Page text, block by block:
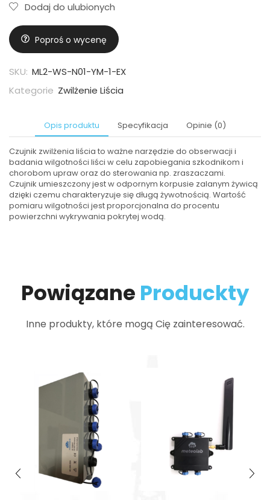
Dodaj do ulubionych
Poproś o wycenę
SKU: ML2-WS-N01-YM-1-EX
Kategorie Zwilżenie Liścia
Opis produktu Specyfikacja Opinie (0)
Czujnik zwilżenia liścia to ważne narzędzie do obserwacji i
badania wilgotności liści w celu zapobiegania szkodnikom i
chorobom upraw oraz do sterowania np. zraszaczami.
Czujnik umieszczony jest w odpornym korpusie zalanym żywicą
dzięki czemu charakteryzuje się długą żywotnością. Wartość
pomiaru wilgotności jest proporcjonalna do procentu
powierzchni wykrywania pokrytej wodą.
Powiązane Produckty
Inne produkty, które mogą Cię zainteresować.